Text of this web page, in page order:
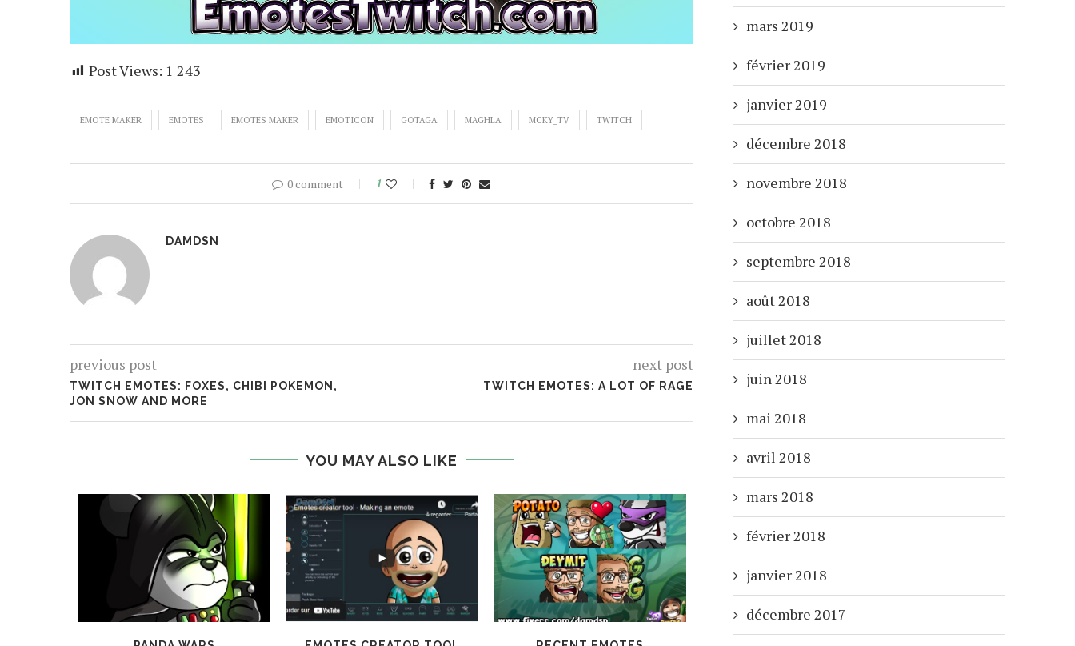
Post Views: 1 243
EMOTE MAKER EMOTES EMOTES MAKER EMOTICON GOTAGA MAGHLA MCKY_TV TWITCH
0 comment 1
DAMDSN
previous post
TWITCH EMOTES: FOXES, CHIBI POKEMON,
JON SNOW AND MORE
next post
TWITCH EMOTES: A LOT OF RAGE
YOU MAY ALSO LIKE
mars 2019
février 2019
janvier 2019
décembre 2018
novembre 2018
octobre 2018
septembre 2018
août 2018
juillet 2018
juin 2018
mai 2018
avril 2018
mars 2018
février 2018
janvier 2018
décembre 2017